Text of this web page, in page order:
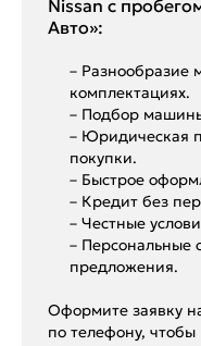
Nissan с
Авто»:
– Разнообразие
комплектациях.
– Подбор
– Юридическая
покупки.
– Быстрое
– Кредит без
– Честные
– Персональные
предложения.
Оформите заявку
по телефону,